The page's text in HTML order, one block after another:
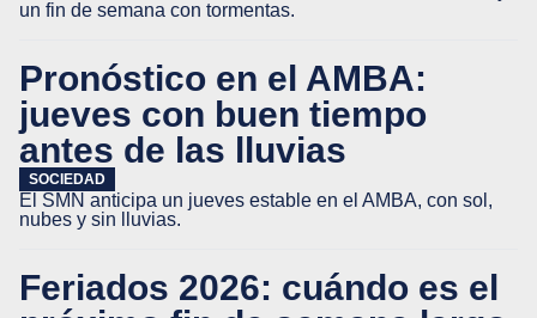
un fin de semana con tormentas.
Pronóstico en el AMBA:
jueves con buen tiempo
antes de las lluvias
SOCIEDAD
El SMN anticipa un jueves estable en el AMBA, con sol,
nubes y sin lluvias.
Feriados 2026: cuándo es el